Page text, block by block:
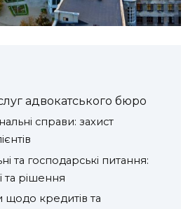
адвокатського бюро
справи: захист
та господарські питання:
та рішення
кредитів та